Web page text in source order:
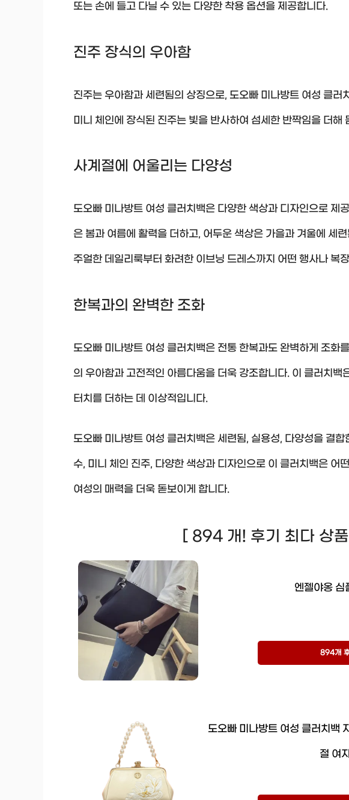
또는 손에 들고 다닐 수 있는 다양한 착용 옵션을 제공합니다.
진주 장식의 우아함
진주는 우아함과 세련됨의 상징으로, 도오빠 미나방트 여성 클러
미니 체인에 장식된 진주는 빛을 반사하여 섬세한 반짝임을 더해
사계절에 어울리는 다양성
도오빠 미나방트 여성 클러치백은 다양한 색상과 디자인으로 제
은 봄과 여름에 활력을 더하고, 어두운 색상은 가을과 겨울에 세
주얼한 데일리룩부터 화려한 이브닝 드레스까지 어떤 행사나 복
한복과의 완벽한 조화
도오빠 미나방트 여성 클러치백은 전통 한복과도 완벽하게 조화
의 우아함과 고전적인 아름다움을 더욱 강조합니다. 이 클러치백
터치를 더하는 데 이상적입니다.
도오빠 미나방트 여성 클러치백은 세련됨, 실용성, 다양성을 결
수, 미니 체인 진주, 다양한 색상과 디자인으로 이 클러치백은 어
여성의 매력을 더욱 돋보이게 합니다.
[ 894 개! 후기 최다 상
엔젤야옹 심
894개
도오빠 미나방트 여성 클러치백
절 여